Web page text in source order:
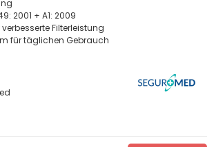
2001 + A1: 2009
Filterleistung
für täglichen Gebrauch